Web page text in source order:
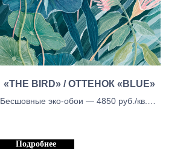
«THE BIRD» / ОТТЕНОК «BLUE»
Бесшовные эко-обои — 4850 руб./кв.м.,
руб./кв.м.
Подробнее